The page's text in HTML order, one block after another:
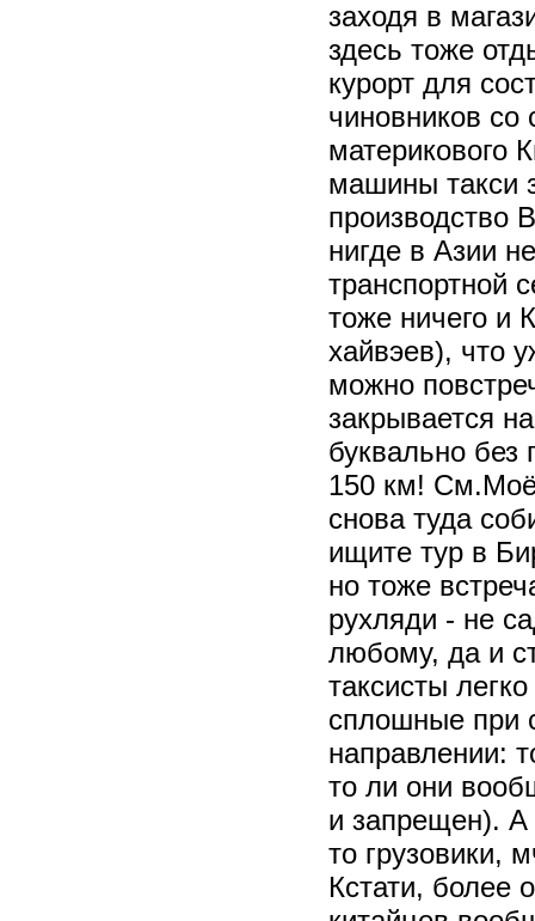
заходя в
здесь тоже
курорт для
чиновников
материкового
машины такси
производство
нигде в Азии
транспортной
тоже ничего и
хайвэев), что
можно
закрывается
буквально без
150 км! См.Моё
снова туда
ищите тур в
но тоже
рухляди - не
любому, да и
таксисты
сплошные при
направлении:
то ли они
и запрещен). А
то грузовики,
Кстати, более